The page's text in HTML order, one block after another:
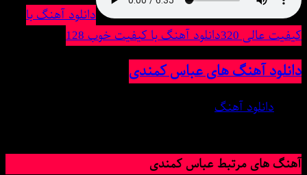
دانلود آهنگ با
کیفیت عالی 320
دانلود آهنگ با کیفیت خوب 128
دانلود آهنگ های عباس کمندی
دانلود آهنگ
آهنگ های مرتبط عباس کمندی